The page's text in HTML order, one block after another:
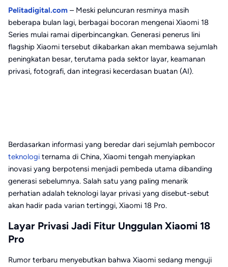
Pelitadigital.com – Meski peluncuran resminya masih
beberapa bulan lagi, berbagai bocoran mengenai Xiaomi 18
Series mulai ramai diperbincangkan. Generasi penerus lini
flagship Xiaomi tersebut dikabarkan akan membawa sejumlah
peningkatan besar, terutama pada sektor layar, keamanan
privasi, fotografi, dan integrasi kecerdasan buatan (AI).
Berdasarkan informasi yang beredar dari sejumlah pembocor
teknologi ternama di China, Xiaomi tengah menyiapkan
inovasi yang berpotensi menjadi pembeda utama dibanding
generasi sebelumnya. Salah satu yang paling menarik
perhatian adalah teknologi layar privasi yang disebut-sebut
akan hadir pada varian tertinggi, Xiaomi 18 Pro.
Layar Privasi Jadi Fitur Unggulan Xiaomi 18
Pro
Rumor terbaru menyebutkan bahwa Xiaomi sedang menguji